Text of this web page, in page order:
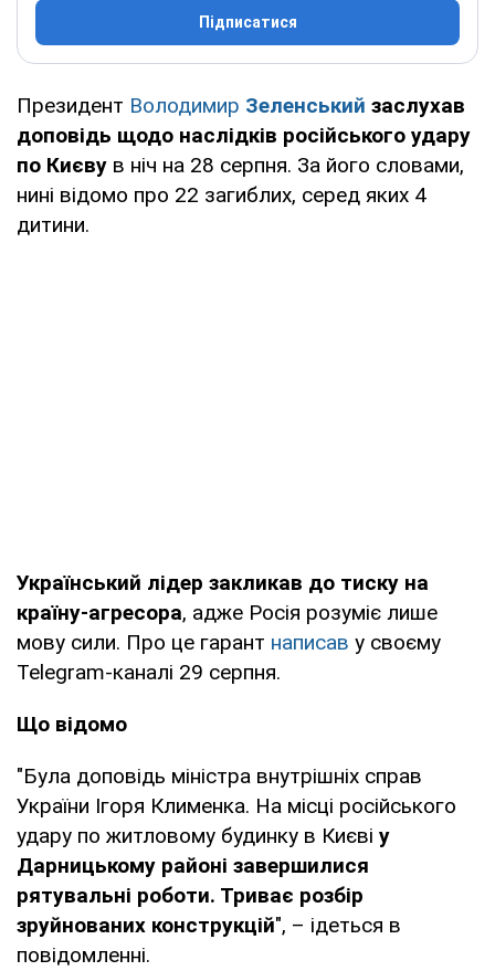
Підписатися
Президент Володимир Зеленський заслухав
доповідь щодо наслідків російського удару
по Києву в ніч на 28 серпня. За його словами,
нині відомо про 22 загиблих, серед яких 4
дитини.
Український лідер закликав до тиску на
країну-агресора, адже Росія розуміє лише
мову сили. Про це гарант написав у своєму
Telegram-каналі 29 серпня.
Що відомо
"Була доповідь міністра внутрішніх справ
України Ігоря Клименка. На місці російського
удару по житловому будинку в Києві у
Дарницькому районі завершилися
рятувальні роботи. Триває розбір
зруйнованих конструкцій", – ідеться в
повідомленні.